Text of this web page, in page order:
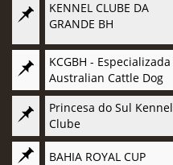
KENNEL CLUBE DA
GRANDE BH
KCGBH - Especializada
Australian Cattle Dog
Princesa do Sul Kennel
Clube
BAHIA ROYAL CUP